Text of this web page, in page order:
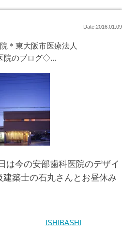
Date:2016.01.09
＊東大阪市医療法人
院のブログ◇...
は今の安部歯科医院のデザイ
築士の石丸さんとお昼休み
ISHIBASHI